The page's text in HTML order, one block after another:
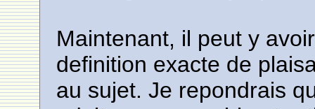
Maintenant, il peut y
definition exacte de
au sujet. Je repondrais